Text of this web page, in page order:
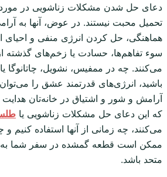
دعای حل شدن مشکلات زناشویی در
تحمیل محبت نیستند. در عوض، آنها به
هماهنگی، حل کردن انرژی منفی و احیای
سوء تفاهم‌ها، حسادت یا زخم‌های گذشته
می‌کنند. چه در ممفیس، نشویل،
باشید، انرژی‌های قدرتمند عشق را می‌توان
آرامش و شور و اشتیاق در خانه‌تان هدایت
که این دعای حل مشکلات زناشویی یا
می‌کنند، چه زمانی از آنها استفاده کنیم
ممکن است قطعه گمشده در سفر شما به
متحد باشد.